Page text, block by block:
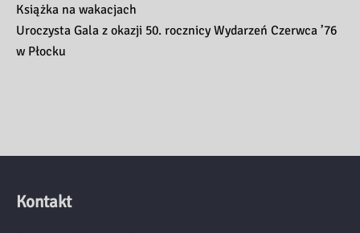
Książka na wakacjach
Uroczysta Gala z okazji 50. rocznicy Wydarzeń Czerwca ’76
w Płocku
Kontakt